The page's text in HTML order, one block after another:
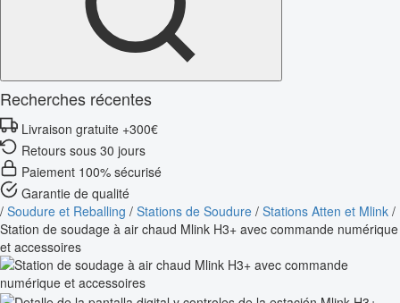
Recherches récentes
Livraison gratuite +300€
Retours sous 30 jours
Paiement 100% sécurisé
Garantie de qualité
/ Soudure et Reballing / Stations de Soudure / Stations Atten et Mlink /
Station de soudage à air chaud Mlink H3+ avec commande numérique
et accessoires